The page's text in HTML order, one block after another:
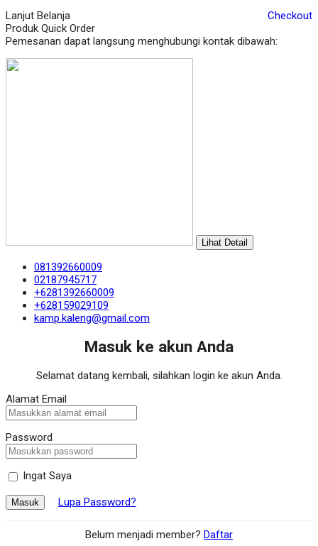
Lanjut Belanja
Checkout
Produk Quick Order
Pemesanan dapat langsung menghubungi kontak dibawah:
Lihat Detail
081392660009
02187945717
+6281392660009
+628159029109
kamp.kaleng@gmail.com
Masuk ke akun Anda
Selamat datang kembali, silahkan login ke akun Anda.
Alamat Email
Password
Ingat Saya
Masuk Lupa Password?
Belum menjadi member? Daftar